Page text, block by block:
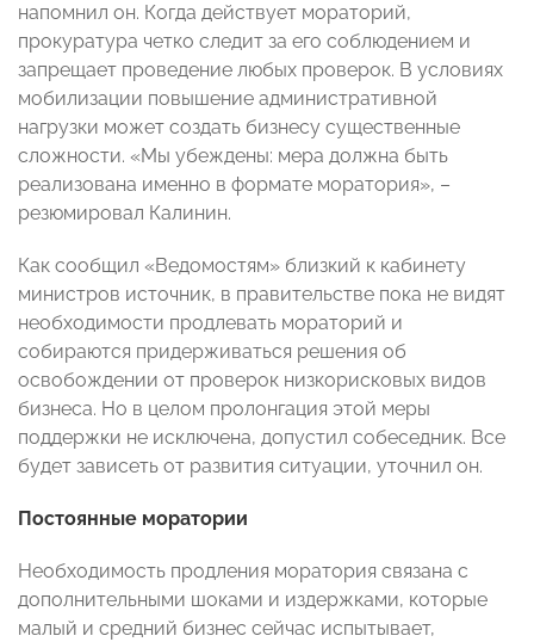
напомнил он. Когда действует мораторий,
прокуратура четко следит за его соблюдением и
запрещает проведение любых проверок. В условиях
мобилизации повышение административной
нагрузки может создать бизнесу существенные
сложности. «Мы убеждены: мера должна быть
реализована именно в формате моратория», –
резюмировал Калинин.
Как сообщил «Ведомостям» близкий к кабинету
министров источник, в правительстве пока не видят
необходимости продлевать мораторий и
собираются придерживаться решения об
освобождении от проверок низкорисковых видов
бизнеса. Но в целом пролонгация этой меры
поддержки не исключена, допустил собеседник. Все
будет зависеть от развития ситуации, уточнил он.
Постоянные моратории
Необходимость продления моратория связана с
дополнительными шоками и издержками, которые
малый и средний бизнес сейчас испытывает,